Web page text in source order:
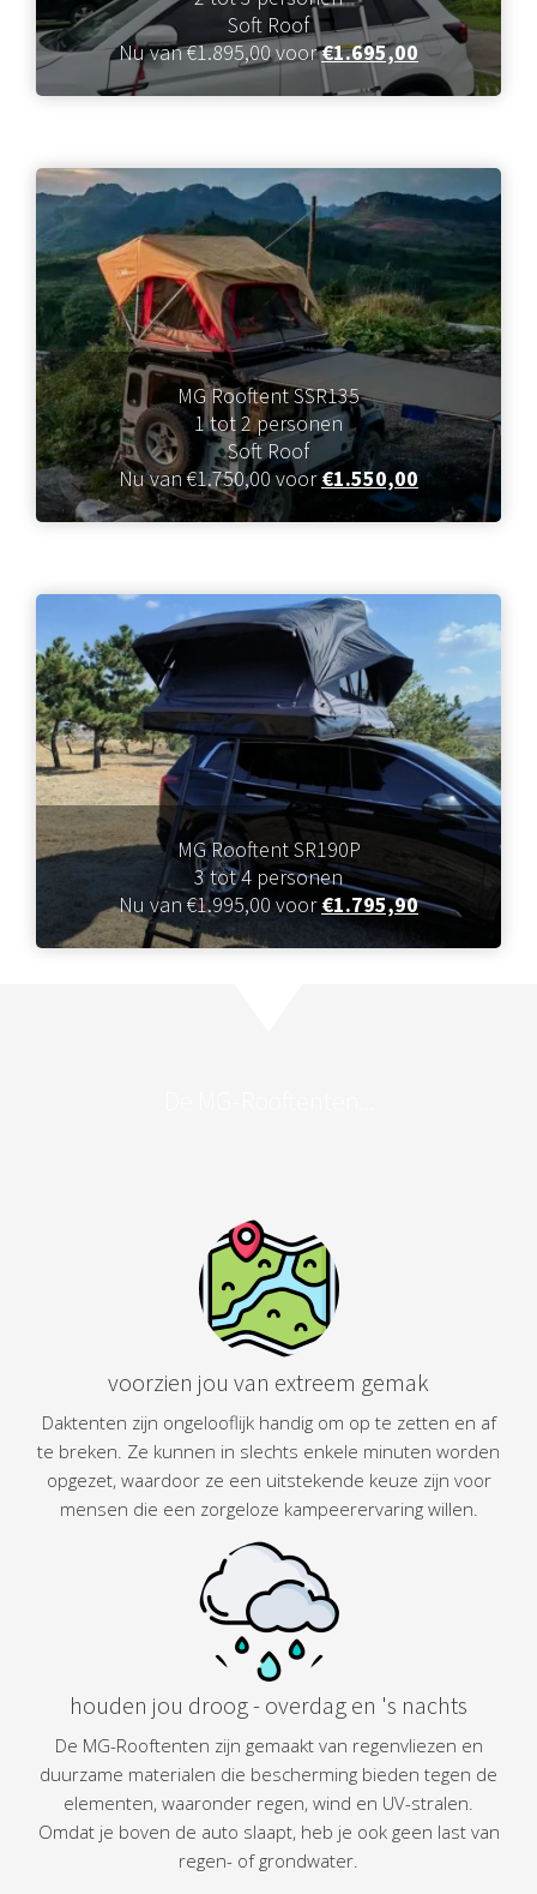
Soft Roof
Nu van €1.895,00 voor€1.695,00
MG Rooftent SSR135
1 tot 2 personen
Soft Roof
Nu van €1.750,00 voor€1.550,00
MG Rooftent SR190P
3 tot 4 personen
Nu van €1.995,00 voor€1.795,90
voorzien jou van extreem gemak
Daktenten zijn ongelooflijk handig om op te zetten en af
te breken. Ze kunnen in slechts enkele minuten worden
opgezet, waardoor ze een uitstekende keuze zijn voor
mensen die een zorgeloze kampeerervaring willen.
houden jou droog - overdag en 's nachts
De MG-Rooftenten zijn gemaakt van regenvliezen en
duurzame materialen die bescherming bieden tegen de
elementen, waaronder regen, wind en UV-stralen.
Omdat je boven de auto slaapt, heb je ook geen last van
regen- of grondwater.